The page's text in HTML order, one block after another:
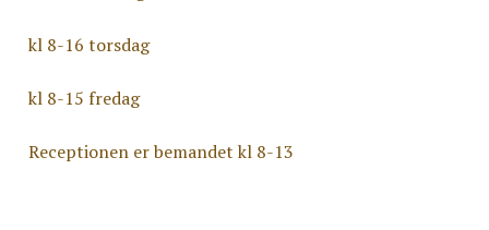
kl 8-16 torsdag
kl 8-15 fredag
Receptionen er bemandet kl 8-13